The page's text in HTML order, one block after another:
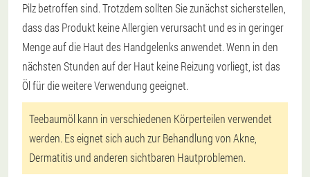
Pilz betroffen sind. Trotzdem sollten Sie zunächst sicherstellen,
dass das Produkt keine Allergien verursacht und es in geringer
Menge auf die Haut des Handgelenks anwendet. Wenn in den
nächsten Stunden auf der Haut keine Reizung vorliegt, ist das
Öl für die weitere Verwendung geeignet.
Teebaumöl kann in verschiedenen Körperteilen verwendet
werden. Es eignet sich auch zur Behandlung von Akne,
Dermatitis und anderen sichtbaren Hautproblemen.